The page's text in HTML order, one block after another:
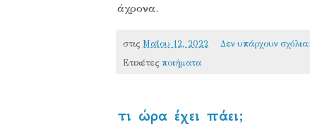
άχρονα.
στις Μαΐου 12, 2022
Δεν υπάρχουν σχόλια:
Ετικέτες ποιήματα
τι ώρα έχει πάει;